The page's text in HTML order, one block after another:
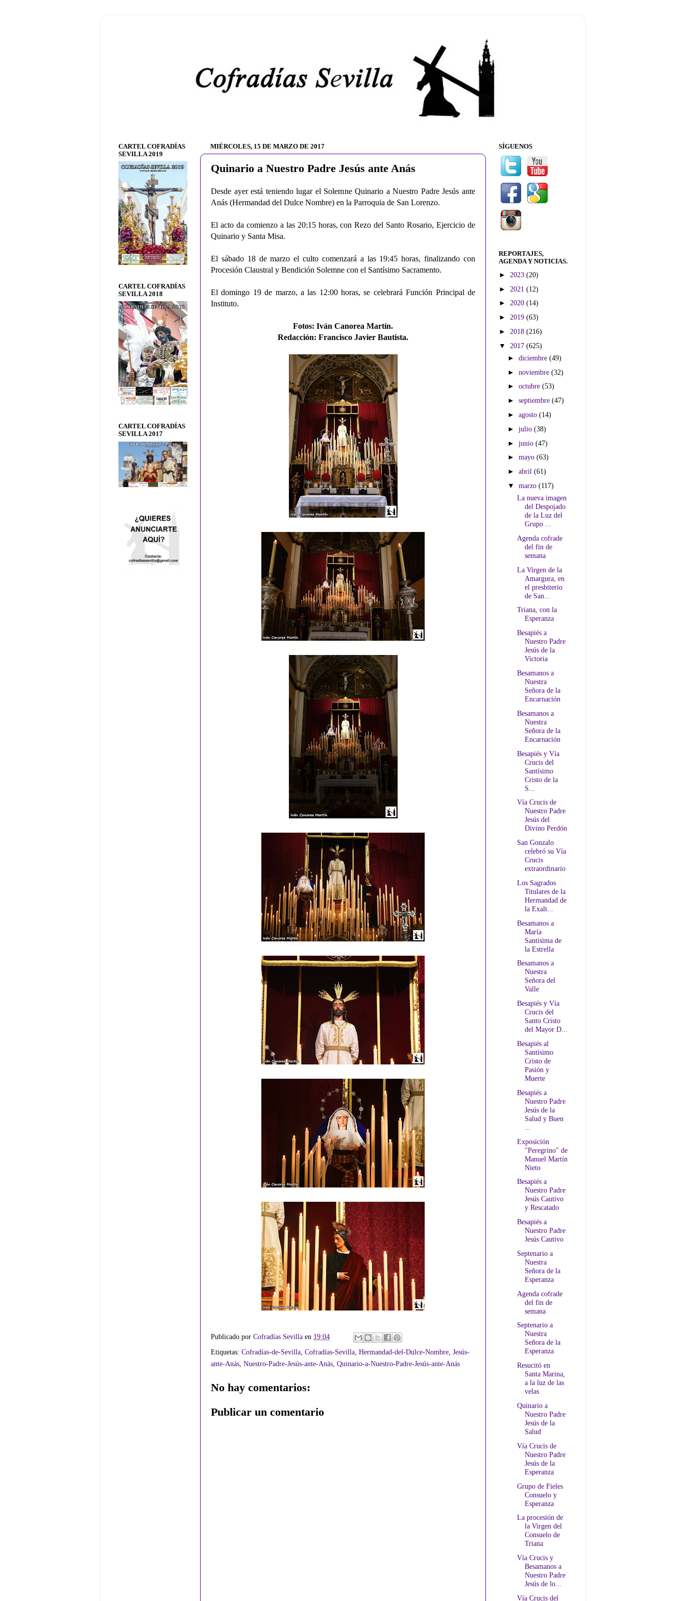
MIÉRCOLES, 15 DE MARZO DE 2017
Quinario a Nuestro Padre Jesús ante Anás
Desde ayer está teniendo lugar el Solemne Quinario a Nuestro Padre Jesús ante
Anás (Hermandad del Dulce Nombre) en la Parroquia de San Lorenzo.
El acto da comienzo a las 20:15 horas, con Rezo del Santo Rosario, Ejercicio de
Quinario y Santa Misa.
El sábado 18 de marzo el culto comenzará a las 19:45 horas, finalizando con
Procesión Claustral y Bendición Solemne con el Santísimo Sacramento.
El domingo 19 de marzo, a las 12:00 horas, se celebrará Función Principal de
Instituto.
Fotos: Iván Canorea Martín.
Redacción: Francisco Javier Bautista.
Publicado por Cofradías Sevilla en 19:04
Etiquetas: Cofradías-de-Sevilla Cofradías-Sevilla Hermandad-del-Dulce-Nombre Jesús-
ante-Anás Nuestro-Padre-Jesús-ante-Anás Quinario-a-Nuestro-Padre-Jesús-ante-Anás
No hay comentarios:
Publicar un comentario
CARTEL COFRADÍAS
SEVILLA 2019
CARTEL COFRADÍAS
SEVILLA 2018
CARTEL COFRADÍAS
SEVILLA 2017
SÍGUENOS
REPORTAJES,
AGENDA Y NOTICIAS.
► 2023 (20)
► 2021 (12)
► 2020 (14)
► 2019 (63)
► 2018 (216)
▼ 2017 (625)
►diciembre(49)
►noviembre(32)
►octubre(53)
►septiembre(47)
►agosto(14)
►julio(38)
►junio(47)
►mayo(63)
►abril(61)
▼marzo(117)
La nueva imagen
del Despojado
de la Luz del
Grupo ...
Agenda cofrade
del fin de
semana
La Virgen de la
Amargura, en
el presbiterio
de San...
Triana, con la
Esperanza
Besapiés a
Nuestro Padre
Jesús de la
Victoria
Besamanos a
Nuestra
Señora de la
Encarnación
Besamanos a
Nuestra
Señora de la
Encarnación
Besapiés y Vía
Crucis del
Santísimo
Cristo de la
S...
Vía Crucis de
Nuestro Padre
Jesús del
Divino Perdón
San Gonzalo
celebró su Vía
Crucis
extraordinario
Los Sagrados
Titulares de la
Hermandad de
la Exalt...
Besamanos a
María
Santísima de
la Estrella
Besamanos a
Nuestra
Señora del
Valle
Besapiés y Vía
Crucis del
Santo Cristo
del Mayor D...
Besapiés al
Santísimo
Cristo de
Pasión y
Muerte
Besapiés a
Nuestro Padre
Jesús de la
Salud y Buen
Exposición
"Peregrino" de
Manuel Martín
Nieto
Besapiés a
Nuestro Padre
Jesús Cautivo
y Rescatado
Besapiés a
Nuestro Padre
Jesús Cautivo
Septenario a
Nuestra
Señora de la
Esperanza
Agenda cofrade
del fin de
semana
Septenario a
Nuestra
Señora de la
Esperanza
Resucitó en
Santa Marina,
a la luz de las
velas
Quinario a
Nuestro Padre
Jesús de la
Salud
Vía Crucis de
Nuestro Padre
Jesús de la
Esperanza
Grupo de Fieles
Consuelo y
Esperanza
La procesión de
la Virgen del
Consuelo de
Triana
Vía Crucis y
Besamanos a
Nuestro Padre
Jesús de lo...
Vía Crucis del